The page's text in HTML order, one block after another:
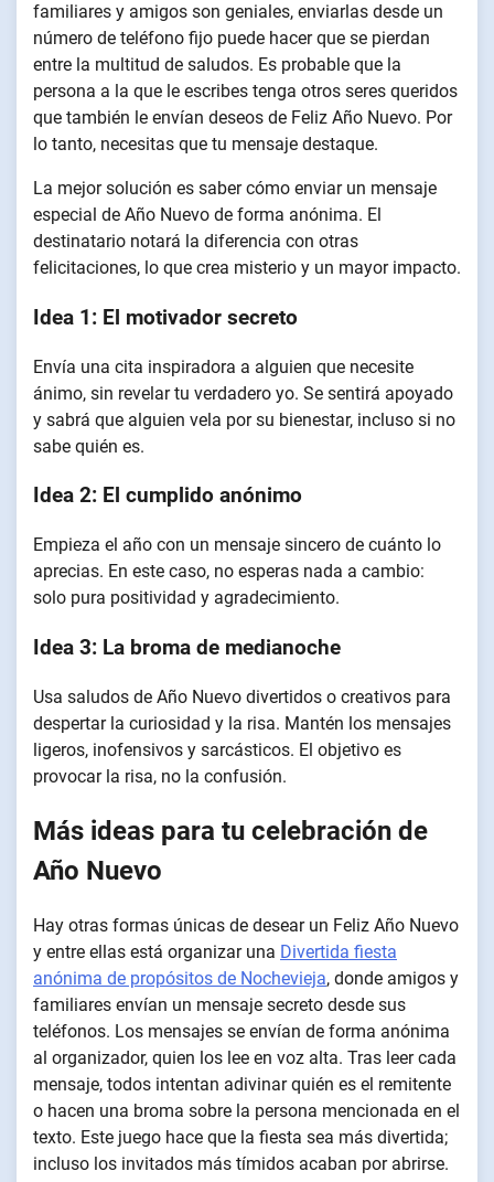
familiares y amigos son geniales, enviarlas desde un
número de teléfono fijo puede hacer que se pierdan
entre la multitud de saludos. Es probable que la
persona a la que le escribes tenga otros seres queridos
que también le envían deseos de Feliz Año Nuevo. Por
lo tanto, necesitas que tu mensaje destaque.
La mejor solución es saber cómo enviar un mensaje
especial de Año Nuevo de forma anónima. El
destinatario notará la diferencia con otras
felicitaciones, lo que crea misterio y un mayor impacto.
Idea 1: El motivador secreto
Envía una cita inspiradora a alguien que necesite
ánimo, sin revelar tu verdadero yo. Se sentirá apoyado
y sabrá que alguien vela por su bienestar, incluso si no
sabe quién es.
Idea 2: El cumplido anónimo
Empieza el año con un mensaje sincero de cuánto lo
aprecias. En este caso, no esperas nada a cambio:
solo pura positividad y agradecimiento.
Idea 3: La broma de medianoche
Usa saludos de Año Nuevo divertidos o creativos para
despertar la curiosidad y la risa. Mantén los mensajes
ligeros, inofensivos y sarcásticos. El objetivo es
provocar la risa, no la confusión.
Más ideas para tu celebración de
Año Nuevo
Hay otras formas únicas de desear un Feliz Año Nuevo
y entre ellas está organizar una Divertida fiesta
anónima de propósitos de Nochevieja, donde amigos y
familiares envían un mensaje secreto desde sus
teléfonos. Los mensajes se envían de forma anónima
al organizador, quien los lee en voz alta. Tras leer cada
mensaje, todos intentan adivinar quién es el remitente
o hacen una broma sobre la persona mencionada en el
texto. Este juego hace que la fiesta sea más divertida;
incluso los invitados más tímidos acaban por abrirse.